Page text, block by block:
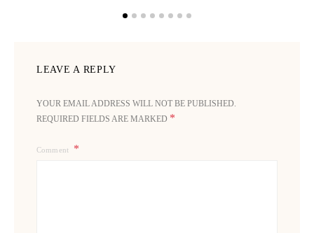
LEAVE A REPLY
YOUR EMAIL ADDRESS WILL NOT BE PUBLISHED.
REQUIRED FIELDS ARE MARKED *
Comment